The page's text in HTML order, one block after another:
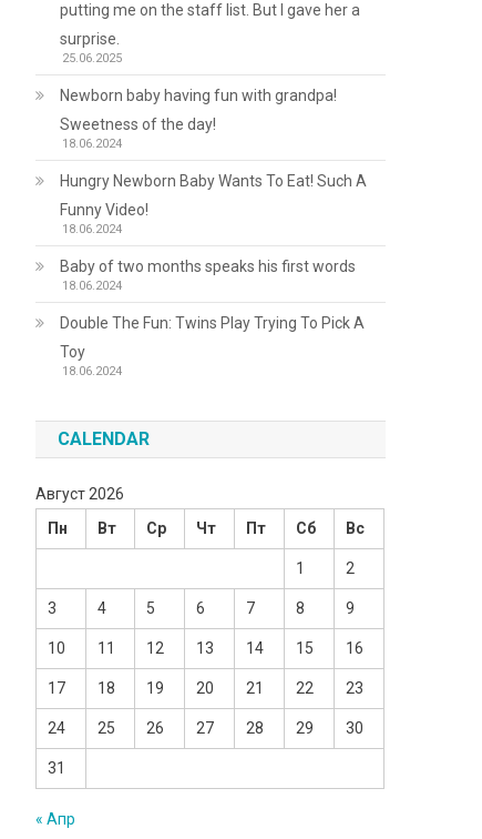
putting me on the staff list. But I gave her a
surprise.
25.06.2025
Newborn baby having fun with grandpa!
Sweetness of the day!
18.06.2024
Hungry Newborn Baby Wants To Eat! Such A
Funny Video!
18.06.2024
Baby of two months speaks his first words
18.06.2024
Double The Fun: Twins Play Trying To Pick A
Toy
18.06.2024
CALENDAR
Август 2026
Пн
Вт Ср Чт Пт Сб Вс
1 2
3 4 5 6 7 8 9
10 11 12 13 14 15 16
17 18 19 20 21 22 23
24 25 26 27 28 29 30
31
« Апр